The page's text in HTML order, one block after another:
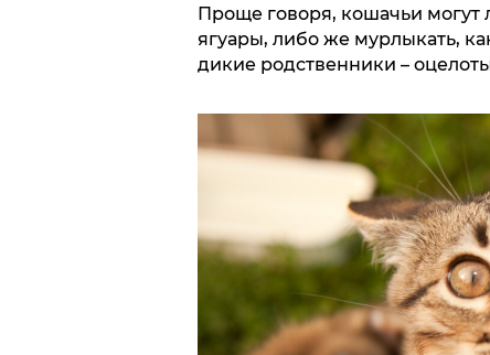
Проще говоря, кошачьи могут
ягуары, либо же мурлыкать,
дикие родственники –